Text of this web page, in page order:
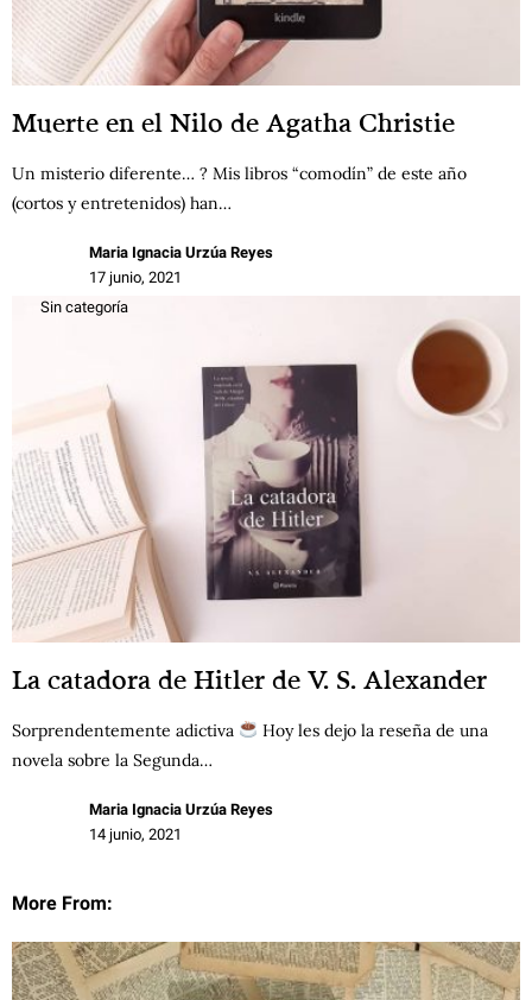
Muerte en el Nilo de Agatha Christie
Un misterio diferente… ? Mis libros “comodín” de este año
(cortos y entretenidos) han…
Maria Ignacia Urzúa Reyes
17 junio, 2021
Sin categoría
La catadora de Hitler de V. S. Alexander
Sorprendentemente adictiva
Hoy les dejo la reseña de una
novela sobre la Segunda…
Maria Ignacia Urzúa Reyes
14 junio, 2021
More From: